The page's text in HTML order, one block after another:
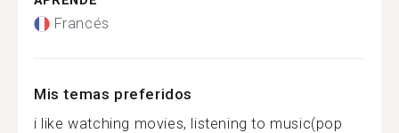
Francés
Mis temas preferidos
i like watching movies, listening to music(pop